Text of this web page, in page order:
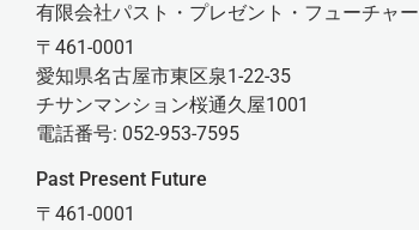
有限会社パスト・プレゼント・フューチャー
〒461-0001
愛知県名古屋市東区泉1-22-35
チサンマンション桜通久屋1001
電話番号: 052-953-7595
Past Present Future
〒461-0001